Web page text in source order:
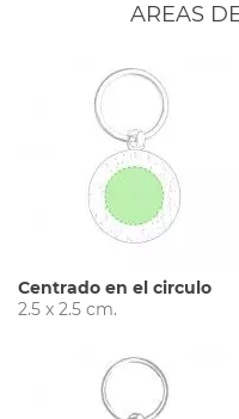
AREAS
Centrado en el circulo
2.5 x 2.5 cm.